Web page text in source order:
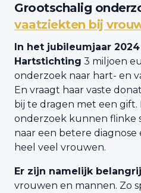
Grootschalig
vaatziekten bij
In het jubileumjaar
Hartstichting 3 miljoen
onderzoek naar hart- en
En vraagt haar vaste
bij te dragen met een
onderzoek kunnen flinke
naar een betere
heel veel vrouwen.
Er zijn namelijk
vrouwen en mannen. Zo